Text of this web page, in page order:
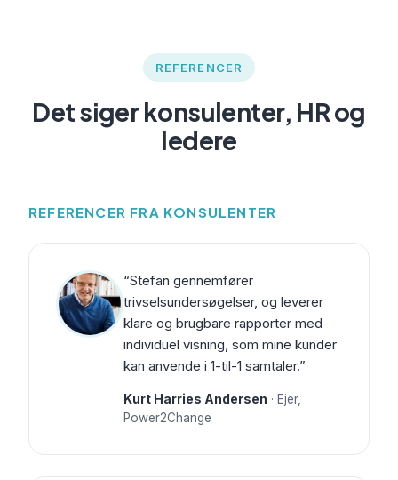
REFERENCER
Det siger konsulenter, HR og
ledere
REFERENCER FRA KONSULENTER
“Stefan gennemfører
trivselsundersøgelser, og leverer
klare og brugbare rapporter med
individuel visning, som mine kunder
kan anvende i 1-til-1 samtaler.”
Kurt Harries Andersen · Ejer,
Power2Change